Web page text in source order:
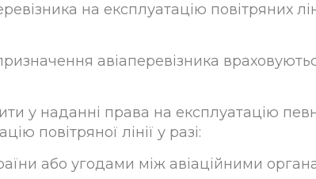
на експлуатацію повітряних
авіаперевізника
у наданні права на експлуатацію
повітряної лінії у разі:
або угодами між авіаційними